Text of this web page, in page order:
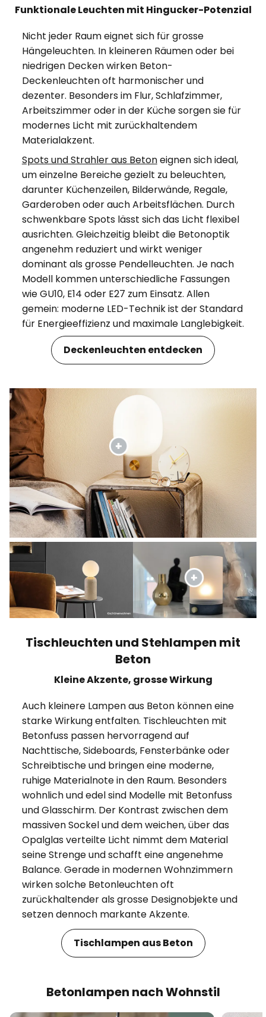
Funktionale Leuchten mit Hingucker-Potenzial
Nicht jeder Raum eignet sich für grosse
Hängeleuchten. In kleineren Räumen oder bei
niedrigen Decken wirken Beton-
Deckenleuchten oft harmonischer und
dezenter. Besonders im Flur, Schlafzimmer,
Arbeitszimmer oder in der Küche sorgen sie für
modernes Licht mit zurückhaltendem
Materialakzent.
Spots und Strahler aus Betoneignen sich ideal,
um einzelne Bereiche gezielt zu beleuchten,
darunter Küchenzeilen, Bilderwände, Regale,
Garderoben oder auch Arbeitsflächen. Durch
schwenkbare Spots lässt sich das Licht flexibel
ausrichten. Gleichzeitig bleibt die Betonoptik
angenehm reduziert und wirkt weniger
dominant als grosse Pendelleuchten. Je nach
Modell kommen unterschiedliche Fassungen
wie GU10, E14 oder E27 zum Einsatz. Allen
gemein: moderne LED-Technik ist der Standard
für Energieeffizienz und maximale Langlebigkeit.
Deckenleuchten entdecken
Tischleuchten und Stehlampen mit
Beton
Kleine Akzente, grosse Wirkung
Auch kleinere Lampen aus Beton können eine
starke Wirkung entfalten. Tischleuchten mit
Betonfuss passen hervorragend auf
Nachttische, Sideboards, Fensterbänke oder
Schreibtische und bringen eine moderne,
ruhige Materialnote in den Raum. Besonders
wohnlich und edel sind Modelle mit Betonfuss
und Glasschirm. Der Kontrast zwischen dem
massiven Sockel und dem weichen, über das
Opalglas verteilte Licht nimmt dem Material
seine Strenge und schafft eine angenehme
Balance. Gerade in modernen Wohnzimmern
wirken solche Betonleuchten oft
zurückhaltender als grosse Designobjekte und
setzen dennoch markante Akzente.
Tischlampen aus Beton
Betonlampen nach Wohnstil